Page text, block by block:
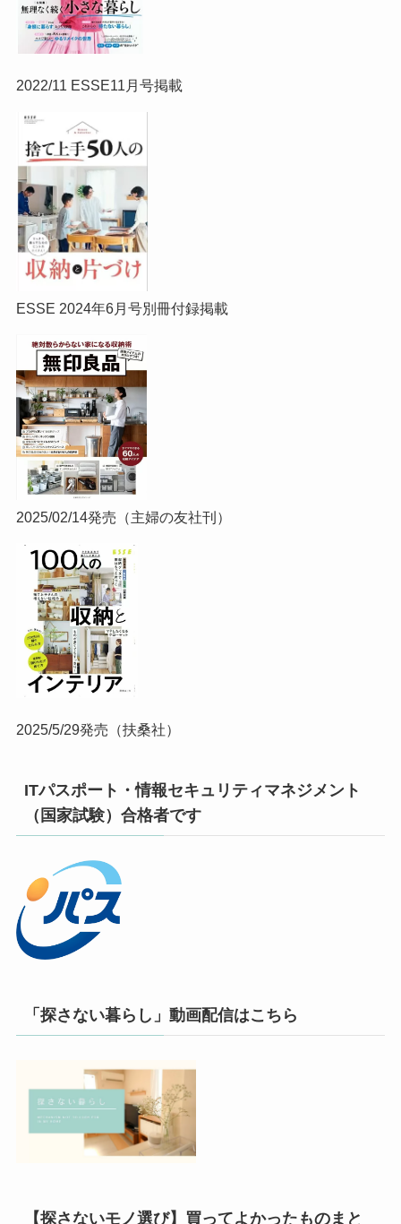
2022/11 ESSE11月号掲載
ESSE 2024年6月号別冊付録掲載
2025/02/14発売（主婦の友社刊）
2025/5/29発売（扶桑社）
ITパスポート・情報セキュリティマネジメント
（国家試験）合格者です
「探さない暮らし」動画配信はこちら
【探さないモノ選び】買ってよかったものまと